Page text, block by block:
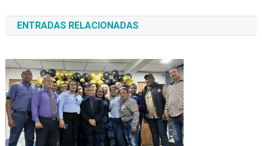
de
entradas
ENTRADAS RELACIONADAS